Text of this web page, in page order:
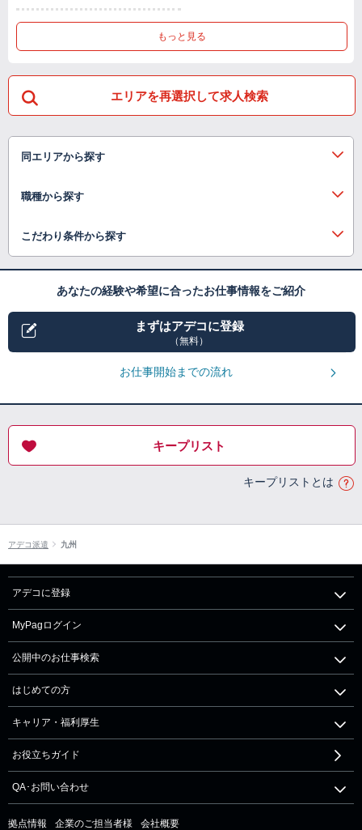
もっと見る
エリアを再選択して求人検索
同エリアから探す
職種から探す
こだわり条件から探す
あなたの経験や希望に合ったお仕事情報をご紹介
まずはアデコに登録
（無料）
お仕事開始までの流れ
キープリスト
キープリストとは
アデコ派遣 九州
アデコに登録
MyPagログイン
公開中のお仕事検索
はじめての方
キャリア・福利厚生
お役立ちガイド
QA･お問い合わせ
拠点情報 企業のご担当者様 会社概要